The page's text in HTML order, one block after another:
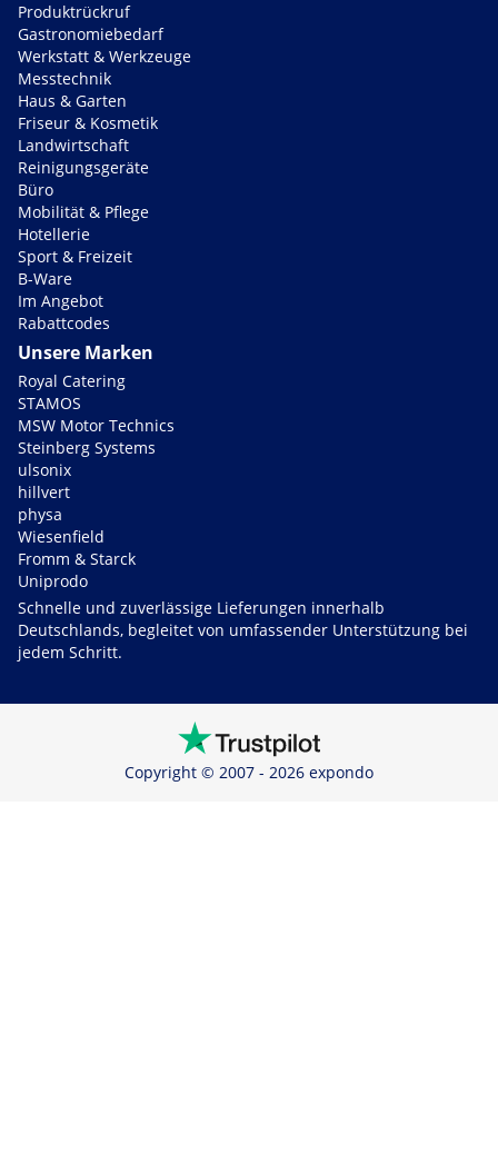
Produktrückruf
Gastronomiebedarf
Werkstatt & Werkzeuge
Messtechnik
Haus & Garten
Friseur & Kosmetik
Landwirtschaft
Reinigungsgeräte
Büro
Mobilität & Pflege
Hotellerie
Sport & Freizeit
B-Ware
Im Angebot
Rabattcodes
Unsere Marken
Royal Catering
STAMOS
MSW Motor Technics
Steinberg Systems
ulsonix
hillvert
physa
Wiesenfield
Fromm & Starck
Uniprodo
Schnelle und zuverlässige Lieferungen innerhalb
Deutschlands, begleitet von umfassender Unterstützung bei
jedem Schritt.
Copyright © 2007 - 2026 expondo